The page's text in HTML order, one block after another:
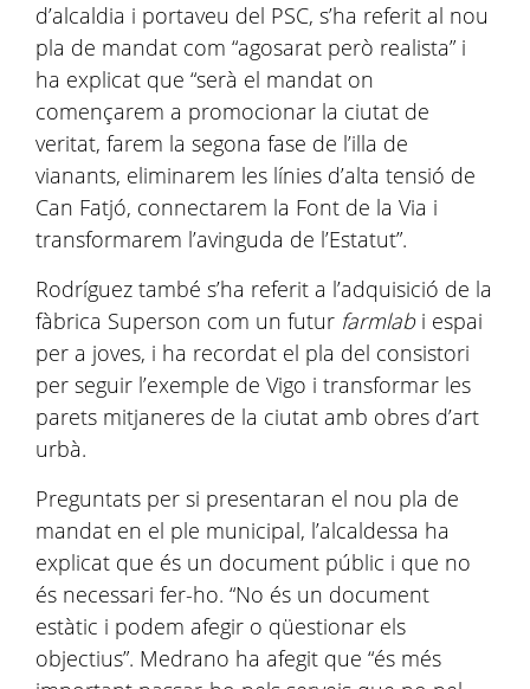
d’alcaldia i portaveu del PSC, s’ha referit al nou
pla de mandat com “agosarat però realista” i
ha explicat que “serà el mandat on
començarem a promocionar la ciutat de
veritat, farem la segona fase de l’illa de
vianants, eliminarem les línies d’alta tensió de
Can Fatjó, connectarem la Font de la Via i
transformarem l’avinguda de l’Estatut”.
Rodríguez també s’ha referit a l’adquisició de la
fàbrica Superson com un futur farmlabi espai
per a joves, i ha recordat el pla del consistori
per seguir l’exemple de Vigo i transformar les
parets mitjaneres de la ciutat amb obres d’art
urbà.
Preguntats per si presentaran el nou pla de
mandat en el ple municipal, l’alcaldessa ha
explicat que és un document públic i que no
és necessari fer-ho. “No és un document
estàtic i podem afegir o qüestionar els
objectius”. Medrano ha afegit que “és més